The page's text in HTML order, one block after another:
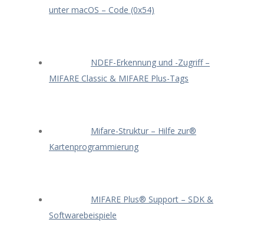
unter macOS – Code (0x54)
NDEF-Erkennung und -Zugriff –
MIFARE Classic & MIFARE Plus-Tags
Mifare-Struktur – Hilfe zur®
Kartenprogrammierung
MIFARE Plus® Support – SDK &
Softwarebeispiele